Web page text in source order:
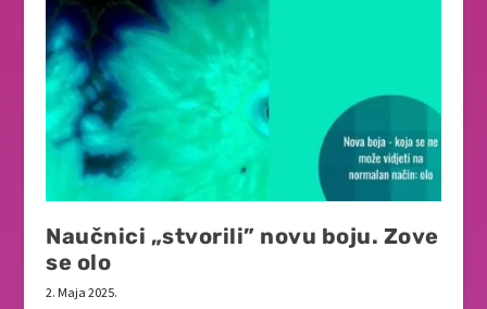
Naučnici „stvorili” novu boju. Zove
se olo
2. Maja 2025.